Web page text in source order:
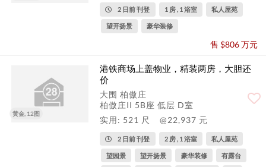
2 日前 刊登 1 房 , 1 浴室 私人屋苑
望开扬景 豪华装修
售 $806 万元
黄金, 12图
港铁商场上盖物业，精装两房，大胆还
价
大围 柏傲庄
柏傲庄II 5B座 低层 D室
实用: 521 尺
@22,937 元
2 日前 刊登 2 房 , 1 浴室 私人屋苑
望园景 望开扬景 豪华装修 有露台